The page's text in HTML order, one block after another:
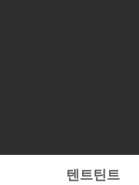
텐트틴트